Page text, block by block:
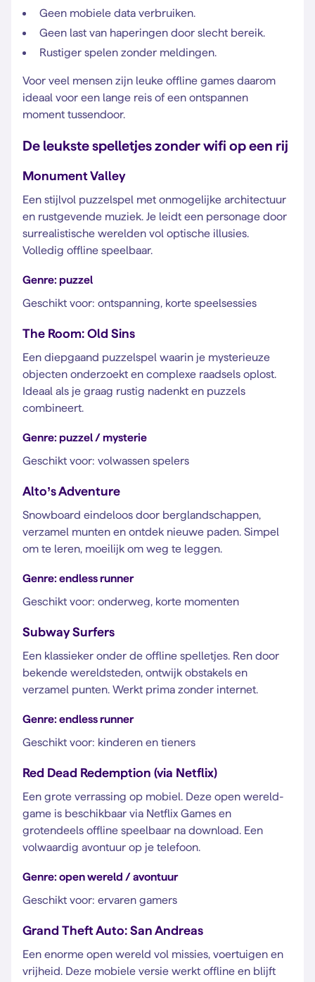
Geen mobiele data verbruiken.
Geen last van haperingen door slecht bereik.
Rustiger spelen zonder meldingen.
Voor veel mensen zijn leuke offline games daarom
ideaal voor een lange reis of een ontspannen
moment tussendoor.
De leukste spelletjes zonder wifi op een rij
Monument Valley
Een stijlvol puzzelspel met onmogelijke architectuur
en rustgevende muziek. Je leidt een personage door
surrealistische werelden vol optische illusies.
Volledig offline speelbaar.
Genre: puzzel
Geschikt voor: ontspanning, korte speelsessies
The Room: Old Sins
Een diepgaand puzzelspel waarin je mysterieuze
objecten onderzoekt en complexe raadsels oplost.
Ideaal als je graag rustig nadenkt en puzzels
combineert.
Genre: puzzel / mysterie
Geschikt voor: volwassen spelers
Alto’s Adventure
Snowboard eindeloos door berglandschappen,
verzamel munten en ontdek nieuwe paden. Simpel
om te leren, moeilijk om weg te leggen.
Genre: endless runner
Geschikt voor: onderweg, korte momenten
Subway Surfers
Een klassieker onder de offline spelletjes. Ren door
bekende wereldsteden, ontwijk obstakels en
verzamel punten. Werkt prima zonder internet.
Genre: endless runner
Geschikt voor: kinderen en tieners
Red Dead Redemption (via Netflix)
Een grote verrassing op mobiel. Deze open wereld-
game is beschikbaar via Netflix Games en
grotendeels offline speelbaar na download. Een
volwaardig avontuur op je telefoon.
Genre: open wereld / avontuur
Geschikt voor: ervaren gamers
Grand Theft Auto: San Andreas
Een enorme open wereld vol missies, voertuigen en
vrijheid. Deze mobiele versie werkt offline en blijft